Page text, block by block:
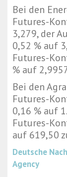
Bei den
Futures-
3,279, der
0,52 % auf
Futures-
% auf
Bei den
Futures-
0,16 % auf
Futures-
auf 619,50
Deutsche
Agency